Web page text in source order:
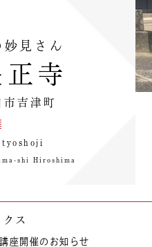
妙見さん
正寺
吉津町
tyoshoji
shi Hiroshima
クス
座開催のお知らせ